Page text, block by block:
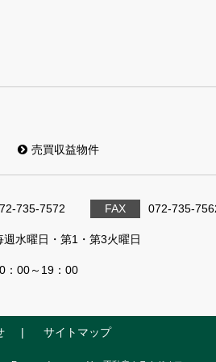
売買収益物件
735-7572 FAX 072-735-
週水曜日・第1・第3火曜日
：00～19：00
サイトマップ